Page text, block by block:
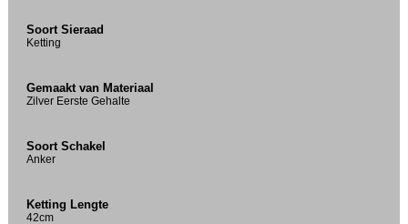
Soort Sieraad
Ketting
Gemaakt van Materiaal
Zilver Eerste Gehalte
Soort Schakel
Anker
Ketting Lengte
42cm